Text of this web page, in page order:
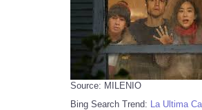
Source: MILENIO
Bing Search Trend: La Ultima